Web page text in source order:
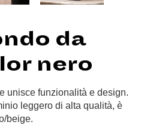
da
nero
unisce funzionalità e design.
leggero di alta qualità, è
beige.